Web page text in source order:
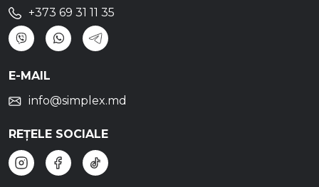
+373 69 31 11 35
E-MAIL
info@simplex.md
REȚELE SOCIALE